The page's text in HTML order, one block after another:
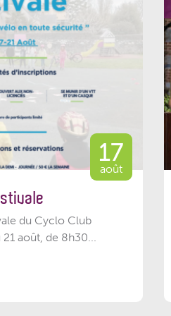
17
août
du Cyclo Club
21 août, de 8h30...